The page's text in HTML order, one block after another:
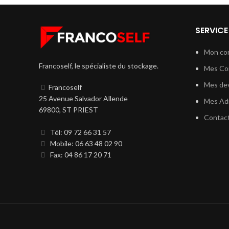
Francoself, le spécialiste du stockage.
Francoself
25 Avenue Salvador Allende
69800, ST PRIEST
Tél: 09 72 66 31 57
Mobile: 06 63 48 02 90
Fax: 04 86 17 20 71
Mon
Mes
Mes
Mes